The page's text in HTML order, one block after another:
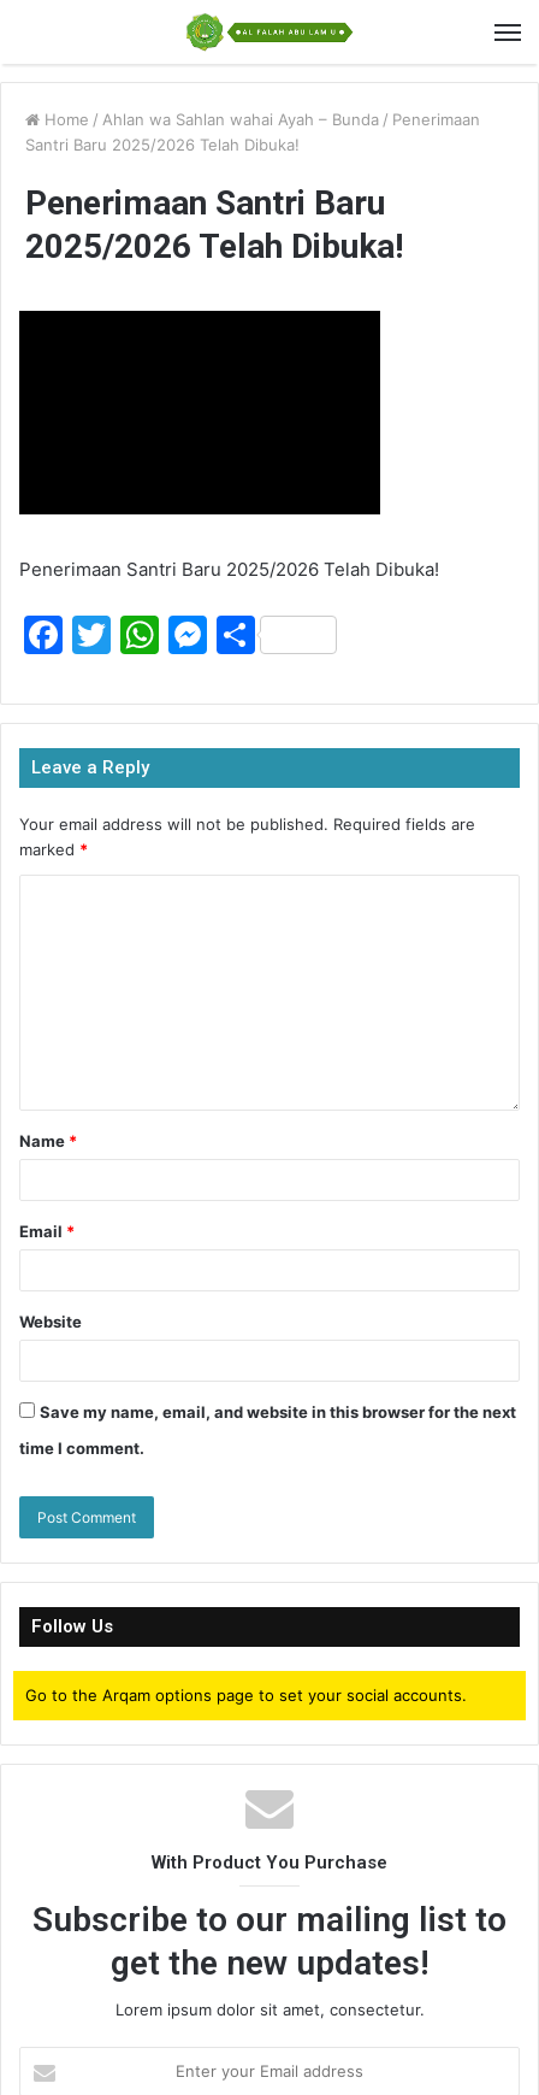
Home / Ahlan wa Sahlan wahai Ayah – Bunda / Penerimaan
Santri Baru 2025/2026 Telah Dibuka!
Penerimaan Santri Baru
2025/2026 Telah Dibuka!
Penerimaan Santri Baru 2025/2026 Telah Dibuka!
F
c
e
b
o
o
T
itt
er
W
at
s
A
p
p
M
s
s
e
n
g
S
ar
e
Leave a Reply
Your email address will not be published. Required fields are
marked *
Name *
Email *
Website
Save my name, email, and website in this browser for the next
time I comment.
Follow Us
Go to the Arqam options page to set your social accounts.
With Product You Purchase
Subscribe to our mailing list to
get the new updates!
Lorem ipsum dolor sit amet, consectetur.
your